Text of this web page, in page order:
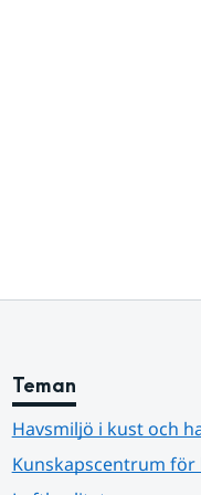
Teman
Havsmiljö i kust och
Kunskapscentrum